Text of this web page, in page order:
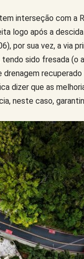
interseção com a
logo após a
por sua vez, a via
sido fresada (o
dizer que as
neste caso,